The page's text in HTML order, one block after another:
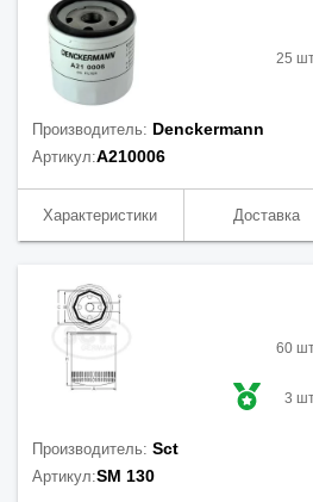
25
Производитель: Denckermann
Артикул:A210006
Характеристики Доставка
60
3
Производитель: Sct
Артикул:SM 130